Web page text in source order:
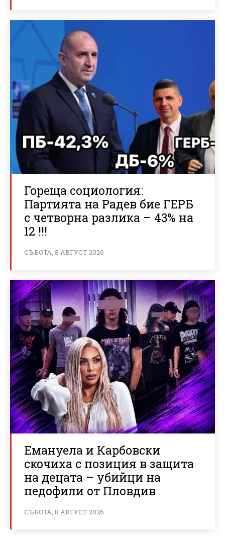
Гореща социология:
Партията на Радев бие ГЕРБ
с четворна разлика – 43% на
12 !!!
СЪБОТА, 8 АВГУСТ 2026
Емануела и Карбовски
скочиха с позиция в защита
на децата – убийци на
педофили от Пловдив
СЪБОТА, 8 АВГУСТ 2026